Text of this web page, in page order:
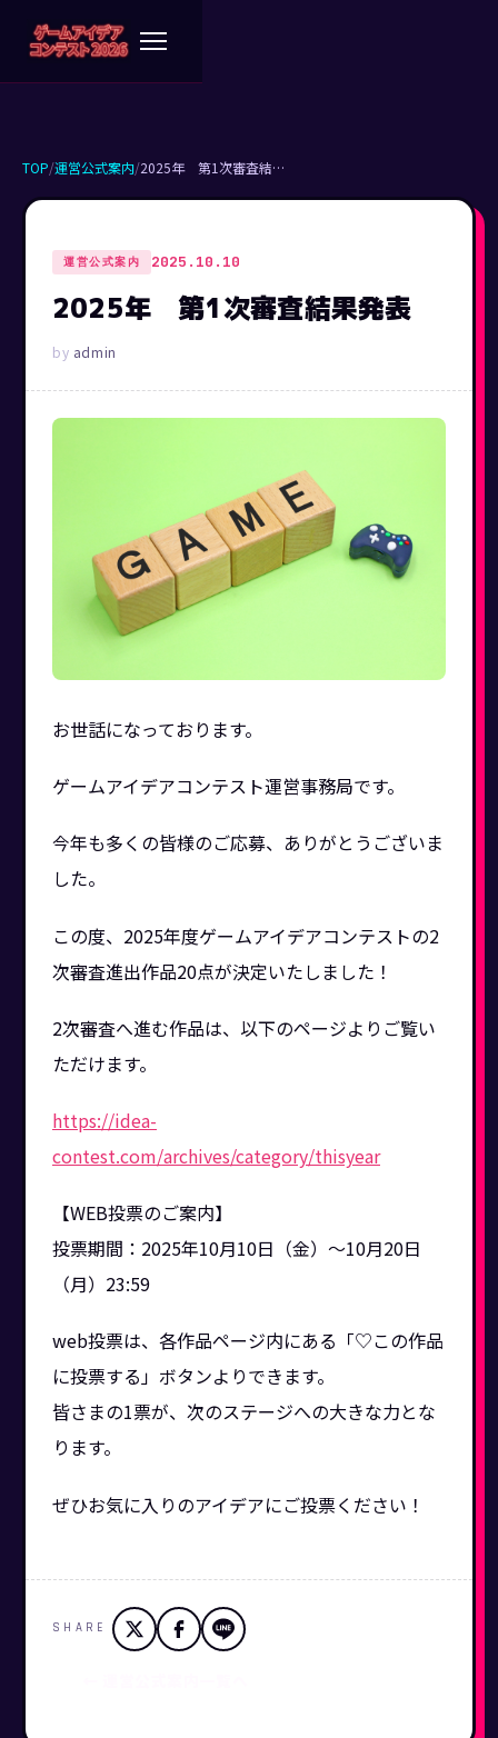
TOP/運営公式案内/2025年 第1次審査結…
運営公式案内 2025.10.10
2025年 第1次審査結果発表
admin
お世話になっております。
ゲームアイデアコンテスト運営事務局です。
今年も多くの皆様のご応募、ありがとうございま
した。
この度、2025年度ゲームアイデアコンテストの2
次審査進出作品20点が決定いたしました！
2次審査へ進む作品は、以下のページよりご覧い
ただけます。
https://idea-
contest.com/archives/category/thisyear
【WEB投票のご案内】
投票期間：2025年10月10日（金）〜10月20日
（月）23:59
web投票は、各作品ページ内にある「♡この作品
に投票する」ボタンよりできます。
皆さまの1票が、次のステージへの大きな力とな
ります。
ぜひお気に入りのアイデアにご投票ください！
SHARE